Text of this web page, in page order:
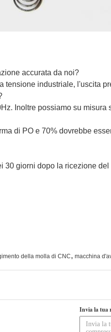
accurata da noi?
tensione industriale, l'uscita
Inoltre possiamo su misura
di PO e 70% dovrebbe
30 giorni dopo la ricezione
della molla di CNC, macchina
Invia la tua